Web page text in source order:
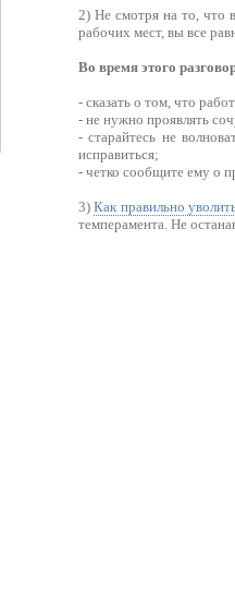
2) Не смотря на то, что
рабочих мест, вы все
Во время этого
- сказать о том, что
- не нужно проявлять
- старайтесь не
исправиться;
- четко сообщите ему о
3)Как правильно
темперамента. Не